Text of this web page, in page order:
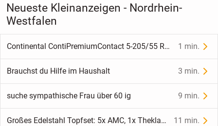
Neueste Kleinanzeigen - Nordrhein-
Westfalen
Continental ContiPremiumContact 5-205/55 R17 91V Sommer-Reifen 1 min.
Brauchst du Hilfe im Haushalt 3 min.
suche sympathische Frau über 60 ig 9 min.
Großes Edelstahl Topfset: 5x AMC, 1x Thekla, 1x Steinbach 11 min.